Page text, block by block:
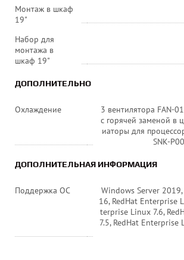
Монтаж в шкаф
19"
Набор для
монтажа в
шкаф 19"
ДОПОЛНИТЕЛЬНО
Охлаждение
3 вентилятора FAN-
с горячей заменой в
иаторы для
SNK-
ДОПОЛНИТЕЛЬНАЯ ИНФОРМАЦИЯ
Поддержка ОС
Windows Server
16, RedHat Enterprise
terprise Linux 7.6,
7.5, RedHat Enterprise